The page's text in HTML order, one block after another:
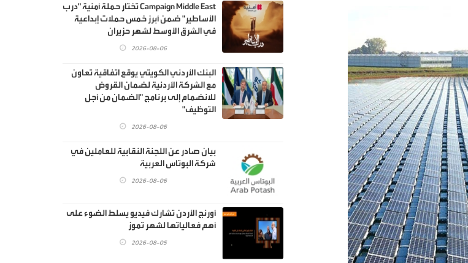
Campaign Middle East تختار حملة أمنية "درب
الأساطير" ضمن أبرز خمس حملات إبداعية
في الشرق الأوسط لشهر حزيران
2026-08-06
البنك الأردني الكويتي يوقع اتفاقية تعاون
مع الشركة الأردنية لضمان القروض
للانضمام إلى برنامج "الضمان من أجل
التوظيف"
2026-08-06
بيان صادر عن اللجنة النقابية للعاملين في
شركة البوتاس العربية
2026-08-06
أورنج الأردن تشارك فيديو يسلط الضوء على
أهم فعالياتها لشهر تموز
2026-08-05